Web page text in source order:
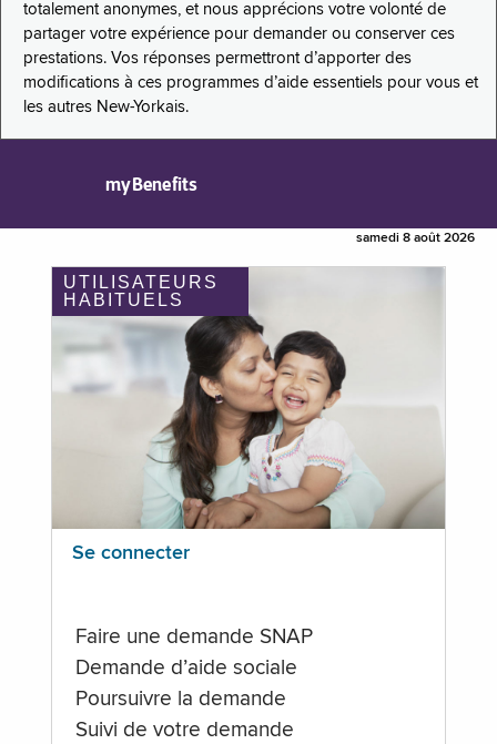
totalement anonymes, et nous apprécions votre volonté de
partager votre expérience pour demander ou conserver ces
prestations. Vos réponses permettront d’apporter des
modifications à ces programmes d’aide essentiels pour vous et
les autres New-Yorkais.
myBenefits
samedi 8 août 2026
UTILISATEURS
HABITUELS
Se connecter
Faire une demande SNAP
Demande d’aide sociale
Poursuivre la demande
Suivi de votre demande